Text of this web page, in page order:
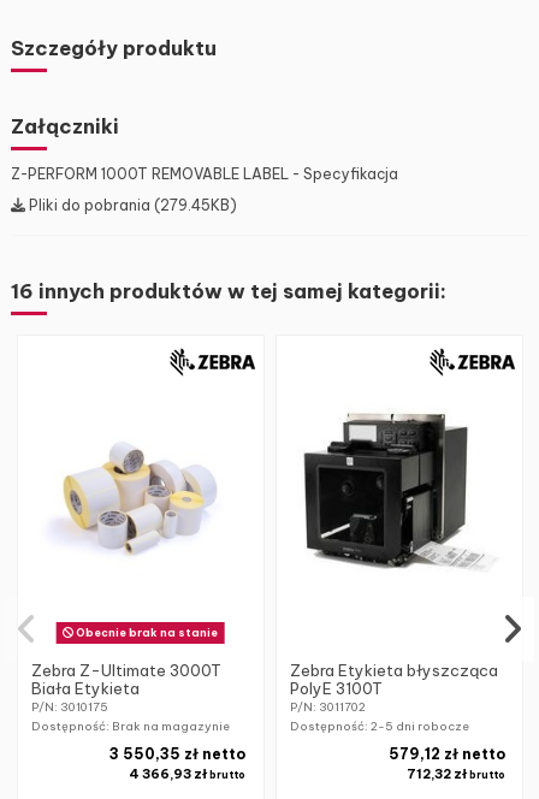
Szczegóły produktu
Załączniki
Z-PERFORM 1000T REMOVABLE LABEL - Specyfikacja
Pliki do pobrania (279.45KB)
16 innych produktów w tej samej kategorii:
Obecnie brak na stanie
Zebra Z-Ultimate 3000T
Biała Etykieta
P/N: 3010175
Dostępność: Brak na magazynie
4 366,93 złbrutto
3 550,35 zł netto
Zebra Etykieta błyszcząca
PolyE 3100T
P/N: 3011702
Dostępność:2-5 dni robocze
712,32 zł brutto
579,12 zł netto